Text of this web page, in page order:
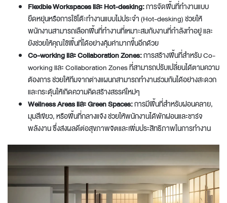
Flexible Workspaces และ Hot-desking:การจัดพื้นที่ทำงานแบบ
ยืดหยุ่นหรือการใช้โต๊ะทำงานแบบไม่ประจำ (Hot-desking) ช่วยให้
พนักงานสามารถเลือกพื้นที่ทำงานที่เหมาะสมกับงานที่กำลังทำอยู่ และ
ยังช่วยให้คุณใช้พื้นที่ได้อย่างคุ้มค่ามากขึ้นอีกด้วย
Co-working และ Collaboration Zones:การสร้างพื้นที่สำหรับ Co-
working และ Collaboration Zones ที่สามารถปรับเปลี่ยนได้ตามความ
ต้องการ ช่วยให้ทีมจากต่างแผนกสามารถทำงานร่วมกันได้อย่างสะดวก
และกระตุ้นให้เกิดความคิดสร้างสรรค์ใหม่ๆ
Wellness Areas และ Green Spaces:การมีพื้นที่สำหรับผ่อนคลาย,
มุมสีเขียว, หรือพื้นที่กลางแจ้ง ช่วยให้พนักงานได้พักผ่อนและชาร์จ
พลังงาน ซึ่งส่งผลดีต่อสุขภาพจิตและเพิ่มประสิทธิภาพในการทำงาน